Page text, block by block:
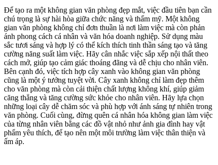
Để tạo ra một không gian văn phòng đẹp mắt, việc đầu tiên bạn cần
chú trọng là sự hài hòa giữa chức năng và thẩm mỹ. Một không
gian văn phòng không chỉ đơn thuần là nơi làm việc mà còn phản
ánh phong cách cá nhân và văn hóa doanh nghiệp. Sử dụng màu
sắc tươi sáng và hợp lý có thể kích thích tinh thần sáng tạo và tăng
cường năng suất làm việc. Hãy cân nhắc việc sắp xếp nội thất theo
cách mở, giúp tạo cảm giác thoáng đãng và dễ chịu cho nhân viên.
Bên cạnh đó, việc tích hợp cây xanh vào không gian văn phòng
cũng là một ý tưởng tuyệt vời. Cây xanh không chỉ làm đẹp thêm
cho văn phòng mà còn cải thiện chất lượng không khí, giúp giảm
căng thẳng và tăng cường sức khỏe cho nhân viên. Hãy lựa chọn
những loại cây dễ chăm sóc và phù hợp với ánh sáng tự nhiên trong
văn phòng. Cuối cùng, đừng quên cá nhân hóa không gian làm việc
của từng nhân viên bằng các đồ vật nhỏ như ảnh gia đình hay vật
phẩm yêu thích, để tạo nên một môi trường làm việc thân thiện và
ấm áp.